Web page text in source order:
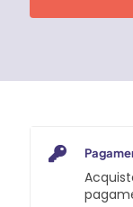
quantità